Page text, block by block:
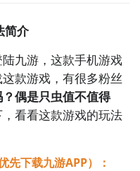
提前预知，有三大方
吧！
件
专区；
只虫测试的时间都会
简介
九游，这款手机游戏
款游戏，有很多粉丝
偶是只虫值不值得
看看这款游戏的玩法
先下载九游APP）：